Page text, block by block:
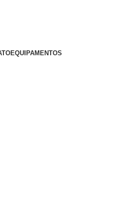
EQUIPAMENTOS